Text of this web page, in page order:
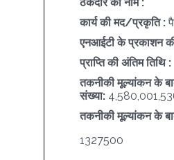
कार्य की मद/प्रकृति :
एनआईटी के प्रकाशन
प्राप्ति की अंतिम तिथि :
तकनीकी मूल्यांकन के बाद
संख्या:
तकनीकी मूल्यांकन के
1327500